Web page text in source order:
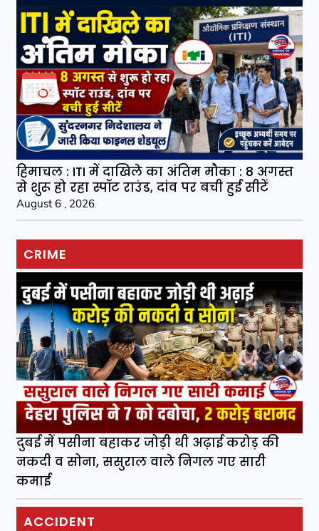
हिमाचल : ITI में दाखिले का अंतिम मौका : 8 अगस्त
से शुरू हो रहा स्पॉट राउंड, दांव पर बची हुई सीटें
August 6 , 2026
CRIME
दुबई में पसीना बहाकर जोड़ी थी अढ़ाई करोड़ की
नकदी व सोना, ससुराल वाले निगल गए सारी
कमाई
ACCIDENT